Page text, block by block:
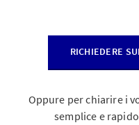
RICHIEDERE
Oppure per chiarire i
semplice e